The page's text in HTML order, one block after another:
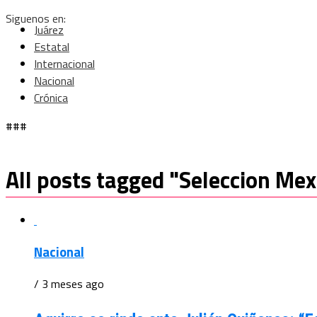
Siguenos en:
Juárez
Estatal
Internacional
Nacional
Crónica
###
All posts tagged "Seleccion
Nacional
/ 3 meses ago